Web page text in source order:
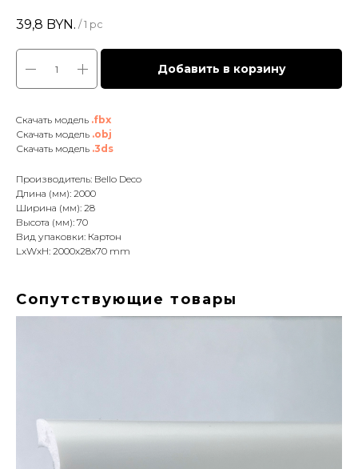
39,8 BYN. / 1 pc
Добавить в корзину
Cкачать модель .fbx
Скачать модель .obj
Скачать модель .3ds
Производитель: Bello Deco
Длина (мм): 2000
Ширина (мм): 28
Высота (мм): 70
Вид упаковки: Картон
LxWxH: 2000x28x70 mm
Сопутствующие товары